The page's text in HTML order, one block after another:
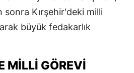
Kırşehir'deki milli
büyük fedakarlık
MILLI GÖREVI